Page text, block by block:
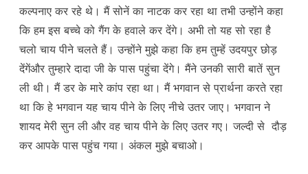
कल्पनाए कर रहे थे। मैं सोनें का नाटक कर रहा था तभी उन्होंने कहा
कि हम इस बच्चे को गैंग के हवाले कर देंगे। अभी तो यह सो रहा है
चलो चाय पीने चलते हैं। उन्होंने मुझे कहा कि हम तुम्हें उदयपुर छोड़
देंगेंऔर तुम्हारे दादा जी के पास पहुंचा देंगे। मैंने उनकी सारी बातें सुन
ली थी। मैं डर के मारे कांप रहा था। मैं भगवान से प्रार्थना करते रहा
था कि हे भगवान यह चाय पीने के लिए नीचे उतर जाए। भगवान ने
शायद मेरी सुन ली और वह चाय पीने के लिए उतर गए। जल्दी से दौड़
कर आपके पास पहुंच गया। अंकल मुझे बचाओ।